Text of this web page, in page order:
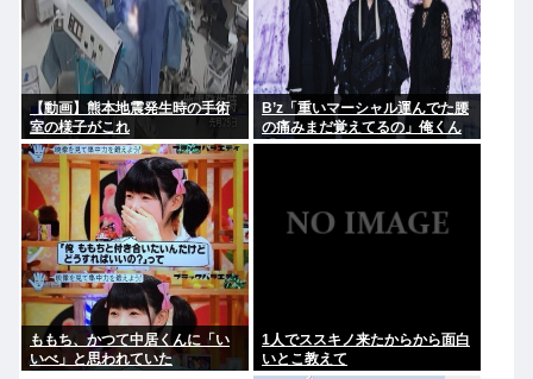
【動画】熊本地震発生時の手術
室の様子がこれ
B’z「重いマーシャル運んでた腰
の痛みまだ覚えてるの」俺くん
「マーシャルって何？ 」
ももち、かつて中居くんに「い
いべ」と思われていた
1人でススキノ来たからから面白
いとこ教えて